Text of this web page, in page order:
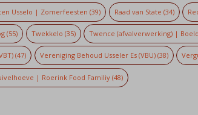
Usselo | Zomerfeesten (39) Raad van State (34)
(55) Twekkelo (35) Twence (afvalverwerking) |
(47) Vereniging Behoud Usseler Es (VBU)(38)
| Roerink Food Familiy(48)